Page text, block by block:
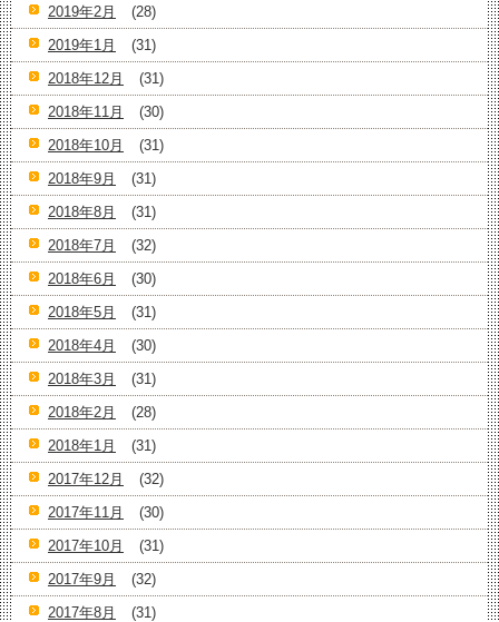
2019年2月
(28)
2019年1月
(31)
2018年12月
(31)
2018年11月
(30)
2018年10月
(31)
2018年9月
(31)
2018年8月
(31)
2018年7月
(32)
2018年6月
(30)
2018年5月
(31)
2018年4月
(30)
2018年3月
(31)
2018年2月
(28)
2018年1月
(31)
2017年12月
(32)
2017年11月
(30)
2017年10月
(31)
2017年9月
(32)
2017年8月
(31)